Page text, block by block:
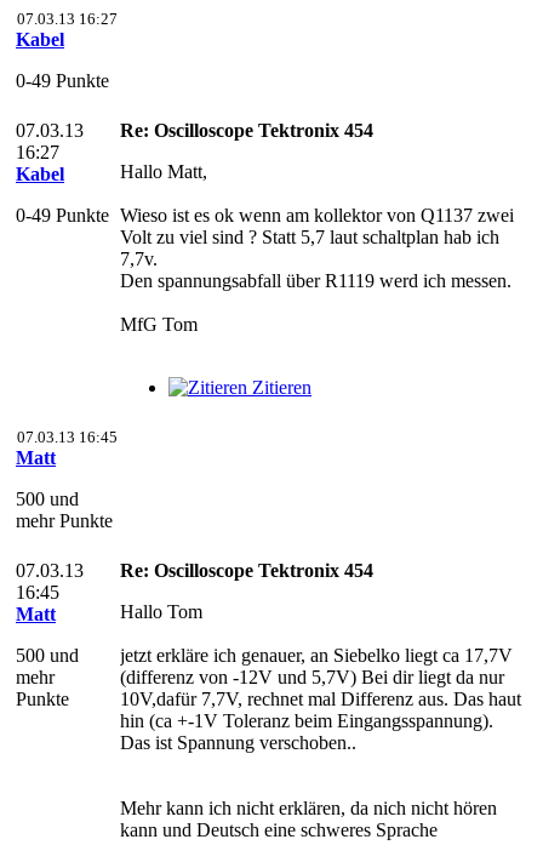
07.03.13 16:27
Kabel
0-49 Punkte
07.03.13
16:27
Kabel
0-49 Punkte
Re: Oscilloscope Tektronix 454
Hallo Matt,
Wieso ist es ok wenn am kollektor von Q1137 zwei
Volt zu viel sind ? Statt 5,7 laut schaltplan hab ich
7,7v.
Den spannungsabfall über R1119 werd ich messen.
MfG Tom
Zitieren
07.03.13 16:45
Matt
500 und
mehr Punkte
07.03.13
16:45
Matt
500 und
mehr
Punkte
Re: Oscilloscope Tektronix 454
Hallo Tom
jetzt erkläre ich genauer, an Siebelko liegt ca 17,7V
(differenz von -12V und 5,7V) Bei dir liegt da nur
10V,dafür 7,7V, rechnet mal Differenz aus. Das haut
hin (ca +-1V Toleranz beim Eingangsspannung).
Das ist Spannung verschoben..
Mehr kann ich nicht erklären, da nich nicht hören
kann und Deutsch eine schweres Sprache